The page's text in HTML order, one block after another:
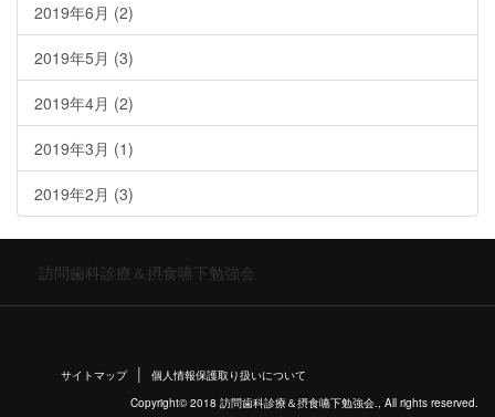
2019年6月 (2)
2019年5月 (3)
2019年4月 (2)
2019年3月 (1)
2019年2月 (3)
訪問歯科診療＆摂食嚥下勉強会
サイトマップ
個人情報保護取り扱いについて
Copyright© 2018 訪問歯科診療＆摂食嚥下勉強会., All rights reserved.